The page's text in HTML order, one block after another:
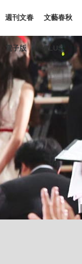
週刊文春
電子版
文藝春秋
PLUS